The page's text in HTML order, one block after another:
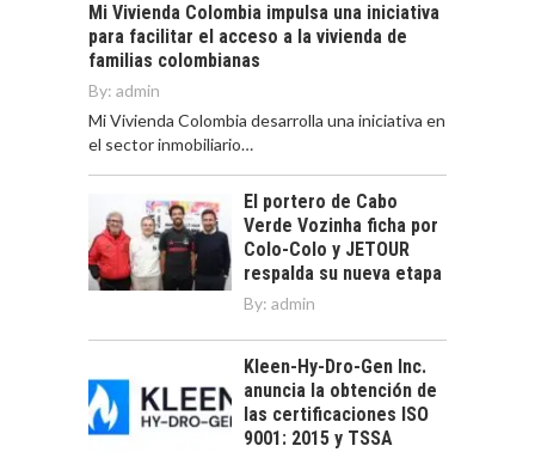
Mi Vivienda Colombia impulsa una iniciativa
para facilitar el acceso a la vivienda de
familias colombianas
By: admin
Mi Vivienda Colombia desarrolla una iniciativa en
el sector inmobiliario…
El portero de Cabo
Verde Vozinha ficha por
Colo-Colo y JETOUR
respalda su nueva etapa
By: admin
Kleen-Hy-Dro-Gen Inc.
anuncia la obtención de
las certificaciones ISO
9001: 2015 y TSSA